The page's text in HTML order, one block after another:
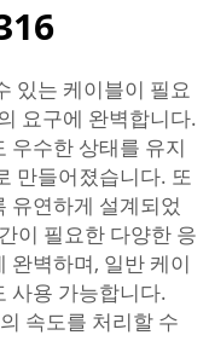
있는 케이블이 필요
요구에 완벽합니다.
우수한 상태를 유지
만들어졌습니다. 또
유연하게 설계되었
이 필요한 다양한 응
완벽하며, 일반 케이
사용 가능합니다.
속도를 처리할 수